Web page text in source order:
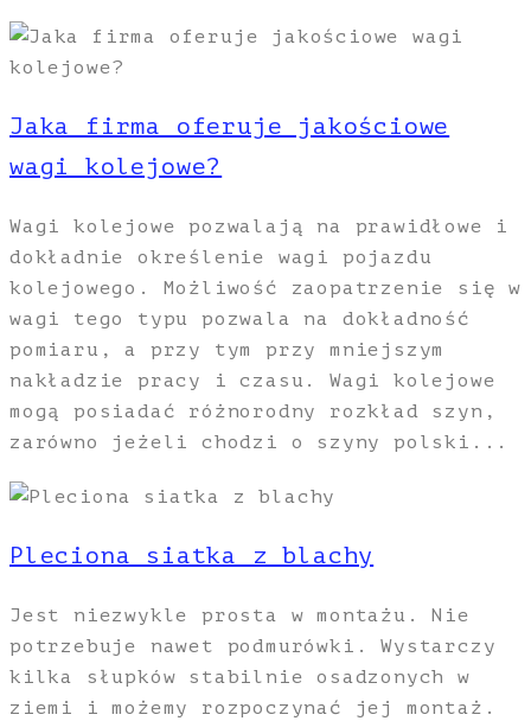
Jaka firma oferuje jakościowe
wagi kolejowe?
Wagi kolejowe pozwalają na prawidłowe i
dokładnie określenie wagi pojazdu
kolejowego. Możliwość zaopatrzenie się w
wagi tego typu pozwala na dokładność
pomiaru, a przy tym przy mniejszym
nakładzie pracy i czasu. Wagi kolejowe
mogą posiadać różnorodny rozkład szyn,
zarówno jeżeli chodzi o szyny polski...
Pleciona siatka z blachy
Jest niezwykle prosta w montażu. Nie
potrzebuje nawet podmurówki. Wystarczy
kilka słupków stabilnie osadzonych w
ziemi i możemy rozpoczynać jej montaż.